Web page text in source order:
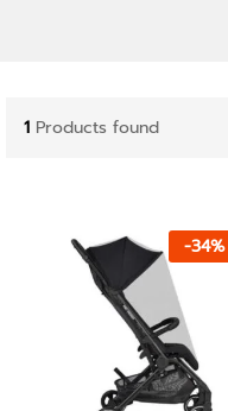
1 Products found
-34%